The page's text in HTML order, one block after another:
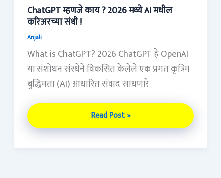
ChatGPT म्हणजे काय ? 2026 मध्ये AI मधील
करिअरच्या संधी !
Anjali
What is ChatGPT? 2026 ChatGPT हे OpenAI
या संशोधन संस्थेने विकसित केलेले एक प्रगत कृत्रिम
बुद्धिमत्ता (AI) आधारित संवाद साधणारे
करिअरच्या
Read Post »